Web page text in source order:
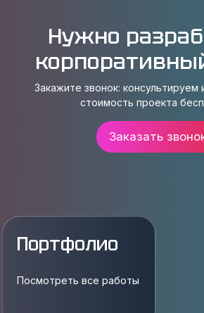
Нужно
Закажите звонок: консультируем
стоимость проекта
Заказать
Портфолио
Посмотреть все работы